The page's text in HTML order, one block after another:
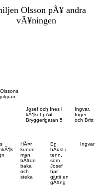
Olsson pÃ¥ andra
vÃ¥ningen
Olssons
julgran
Josef och Ines i
kÃ¶ket pÃ¥
Bryggerigatan 5
Ingvar,
Inger
och Britt
HÃ¤r
kunde
man
bÃ¥de
baka
och
steka
En
hÃ¤st i
tenn,
som
Josef
har
gjutit en
gÃ¥ng
Ingvar